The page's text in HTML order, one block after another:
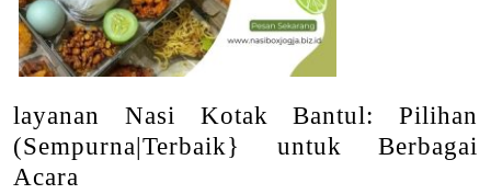
layanan Nasi Kotak Bantul: Pilihan
(Sempurna|Terbaik} untuk Berbagai
Acara